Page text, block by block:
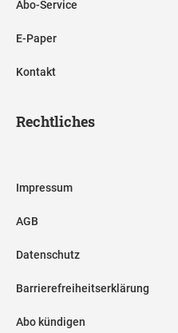
Abo-Service
E-Paper
Kontakt
Rechtliches
Impressum
AGB
Datenschutz
Barrierefreiheitserklärung
Abo kündigen